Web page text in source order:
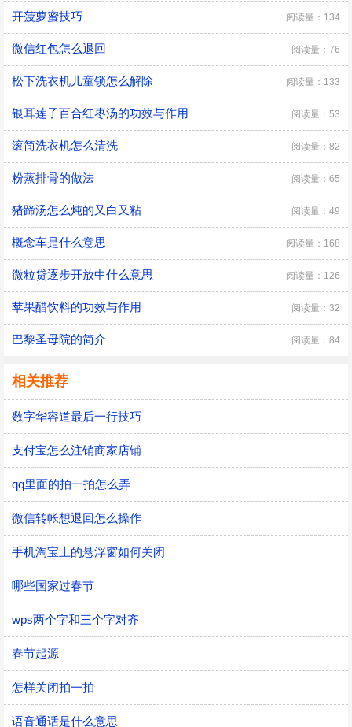
开菠萝蜜技巧 阅读量：134
微信红包怎么退回 阅读量：76
松下洗衣机儿童锁怎么解除 阅读量：133
银耳莲子百合红枣汤的功效与作用 阅读量：53
滚简洗衣机怎么清洗 阅读量：82
粉蒸排骨的做法 阅读量：65
猪蹄汤怎么炖的又白又粘 阅读量：49
概念车是什么意思 阅读量：168
微粒贷逐步开放中什么意思 阅读量：126
苹果醋饮料的功效与作用 阅读量：32
巴黎圣母院的简介 阅读量：84
相关推荐
数字华容道最后一行技巧
支付宝怎么注销商家店铺
qq里面的拍一拍怎么弄
微信转帐想退回怎么操作
手机淘宝上的悬浮窗如何关闭
哪些国家过春节
wps两个字和三个字对齐
春节起源
怎样关闭拍一拍
语音通话是什么意思